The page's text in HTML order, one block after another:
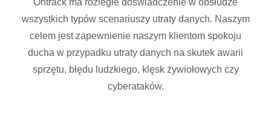
Ontrack ma rozległe doświadczenie w obsłudze
wszystkich typów scenariuszy utraty danych. Naszym
celem jest zapewnienie naszym klientom spokoju
ducha w przypadku utraty danych na skutek awarii
sprzętu, błędu ludzkiego, klęsk żywiołowych czy
cyberataków.